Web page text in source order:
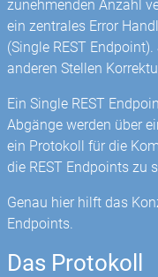
zunehmenden Anzahl
ein zentrales Error
(Single REST
anderen Stellen
Ein Single REST
Abgänge werden über
ein Protokoll für die
die REST Endpoints zu
Genau hier hilft das
Endpoints.
Das Protokoll